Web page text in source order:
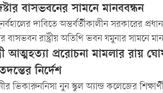
প্রতিযোগিতায় তিনি মিক্সড ডাবলস বিভাগে ষষ্ঠ
বাসভবনের সামনে মানববন্ধন
দাবিতে অন্তর্বর্তীকালীন সরকারের
বাসভবন রাষ্ট্রীয় অতিথি ভবন যমুনার সামনে
নূন স্কুলের প্রথম শ্রেণির ১৬৯ শিক্ষার্থী ও
আত্মহত্যা প্ররোচনা মামলার রায়
নির্দেশ
ভিকারুননিসা নুন স্কুল অ্যান্ড কলেজের